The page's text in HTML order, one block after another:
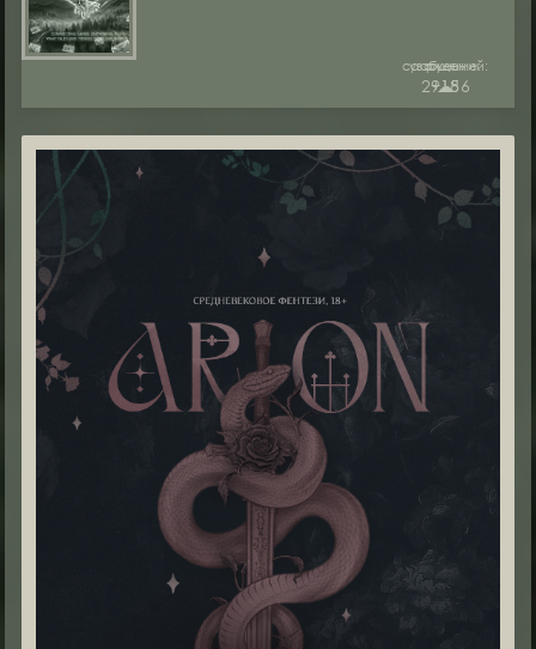
руны:
☁︎
сообщений:
29186
уважение:
+15